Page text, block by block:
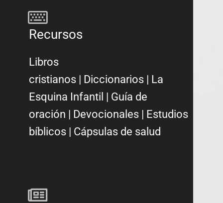
Recursos
Libros
cristianos | Diccionarios | La
Esquina Infantil | Guía de
oración | Devocionales | Estudios
bíblicos | Cápsulas de salud